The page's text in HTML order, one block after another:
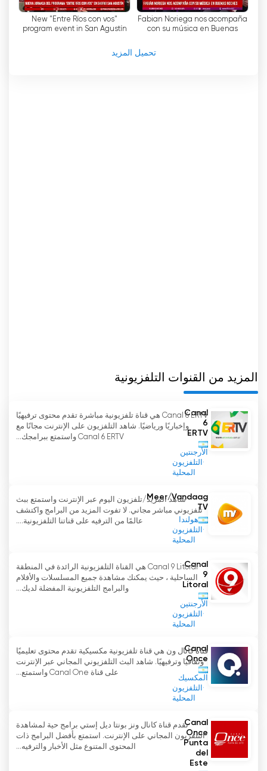
Fabian Noriega nos acompaña
con su música en Buenas
New "Entre Ríos con vos"
program event in San Agustín
تحميل المزيد
المزيد من القنوات التلفزيونية
Canal
6
ERTV
الأرجنتين
التلفزيون
المحلية
Canal 6 ERTV هي قناة تلفزيونية مباشرة تقدم محتوى ترفيهيًا
وإخباريًا ورياضيًا. شاهد التلفزيون على الإنترنت مجانًا مع
Canal 6 ERTV واستمتع ببرامجك...
Meer/Vandaag
TV
هولندا
التلفزيون
المحلية
شاهد المزيد/تلفزيون اليوم عبر الإنترنت واستمتع ببث
تلفزيوني مباشر مجاني. لا تفوت المزيد من البرامج واكتشف
عالمًا من الترفيه على قناتنا التلفزيونية....
Canal
9
Litoral
الأرجنتين
التلفزيون
المحلية
Canal 9 Litoral هي القناة التلفزيونية الرائدة في المنطقة
الساحلية ، حيث يمكنك مشاهدة جميع المسلسلات والأفلام
والبرامج التلفزيونية المفضلة لديك...
Canal
Once
المكسيك
التلفزيون
المحلية
قناة كانال ون هي قناة تلفزيونية مكسيكية تقدم محتوى تعليميًا
وثقافيًا وترفيهيًا. شاهد البث التلفزيوني المجاني عبر الإنترنت
على قناة Canal One واستمتع...
Canal
Once
Punta
del
Este
تقدم قناة كانال ونز بونتا ديل إستي برامج حية لمشاهدة
التلفزيون المجاني على الإنترنت. استمتع بأفضل البرامج ذات
المحتوى المتنوع مثل الأخبار والترفيه...